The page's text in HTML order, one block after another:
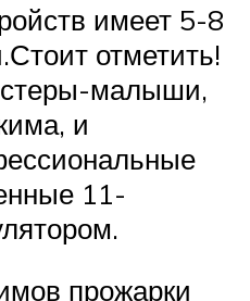
имеет 5-8
отметить!
малыши,
и
11-
прожарки